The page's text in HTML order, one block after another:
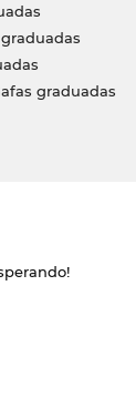
graduadas
graduadas